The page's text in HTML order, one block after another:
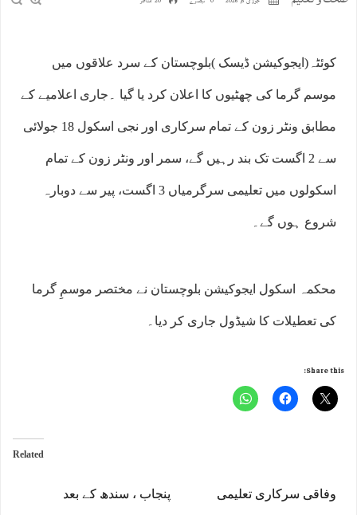
کوئٹہ(ایجوکیشن ڈیسک )بلوچستان کے سرد علاقوں میں
موسم گرما کی چھٹیوں کا اعلان کرد یا گیا ۔جاری اعلامیے کے
مطابق ونٹر زون کے تمام سرکاری اور نجی اسکول 18 جولائی
سے 2 اگست تک بند رہیں گے، سمر اور ونٹر زون کے تمام
اسکولوں میں تعلیمی سرگرمیاں 3 اگست، پیر سے دوبارہ
شروع ہوں گے۔
محکمہ اسکول ایجوکیشن بلوچستان نے مختصر موسمِ گرما
کی تعطیلات کا شیڈول جاری کر دیا۔
Share this:
Related
پنجاب ، سندھ کے بعد وفاقی سرکاری تعلیمی